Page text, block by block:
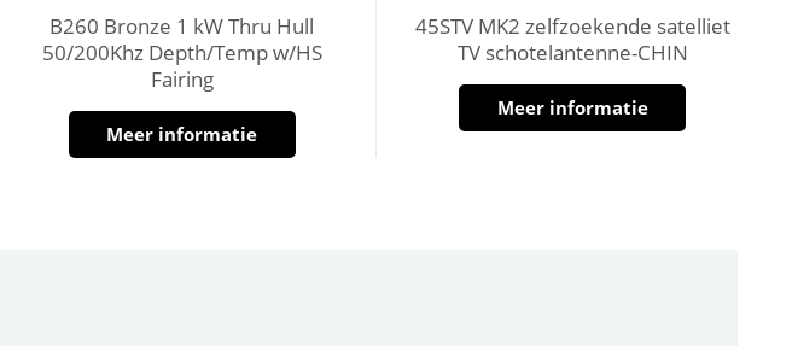
B260 Bronze 1 kW Thru Hull
50/200Khz Depth/Temp w/HS
Fairing
Meer informatie
45STV MK2 zelfzoekende satelliet
TV schotelantenne-CHIN
Meer informatie